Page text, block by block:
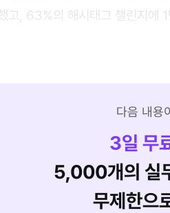
고, 63%의 해시태그 챌린지에 1
다음 내용
3일 무
5,000개의 실
무제한으